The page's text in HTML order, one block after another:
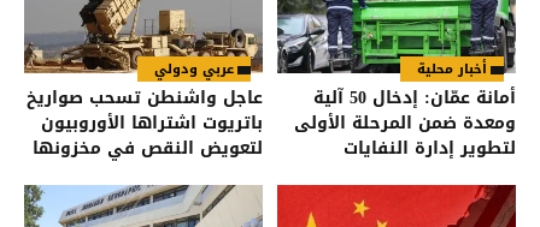
أخبار محلية
أمانة عمّان: إدخال 50 آلية
ومعدة ضمن المرحلة الأولى
لتطوير إدارة النفايات
عربي ودولي
عاجل واشنطن تسحب صواريخ
باتريوت اشتراها الأوروبيون
لتعويض النقص في مخزونها